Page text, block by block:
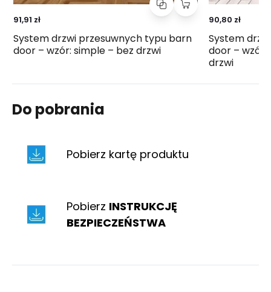
91,91 zł
System drzwi przesuwnych typu barn
door – wzór: simple – bez drzwi
90,80 zł
System
door –
drzwi
Do pobrania
Pobierz kartę produktu
Pobierz INSTRUKCJĘ
BEZPIECZEŃSTWA